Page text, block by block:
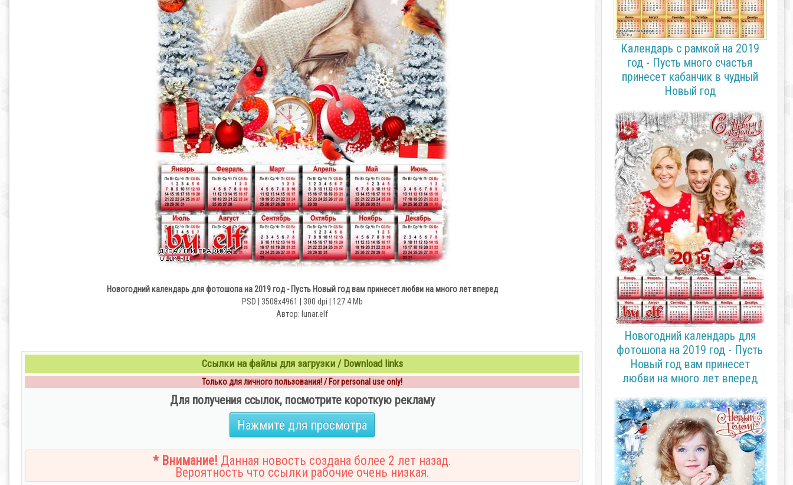
Новогодний календарь для фотошопа на 2019 год - Пусть Новый год вам принесет любви на много лет вперед
PSD | 3508х4961 | 300 dpi | 127.4 Mb
Автор: lunar.elf
Ссылки на файлы для загрузки / Download links
Только для личного пользования! / For personal use only!
Для получения ссылок, посмотрите короткую рекламу
Нажмите для просмотра
* Внимание! Данная новость создана более 2 лет назад.
Вероятность что ссылки рабочие очень низкая.
Календарь с рамкой на 2019
год - Пусть много счастья
принесет кабанчик в чудный
Новый год
Новогодний календарь для
фотошопа на 2019 год - Пусть
Новый год вам принесет
любви на много лет вперед